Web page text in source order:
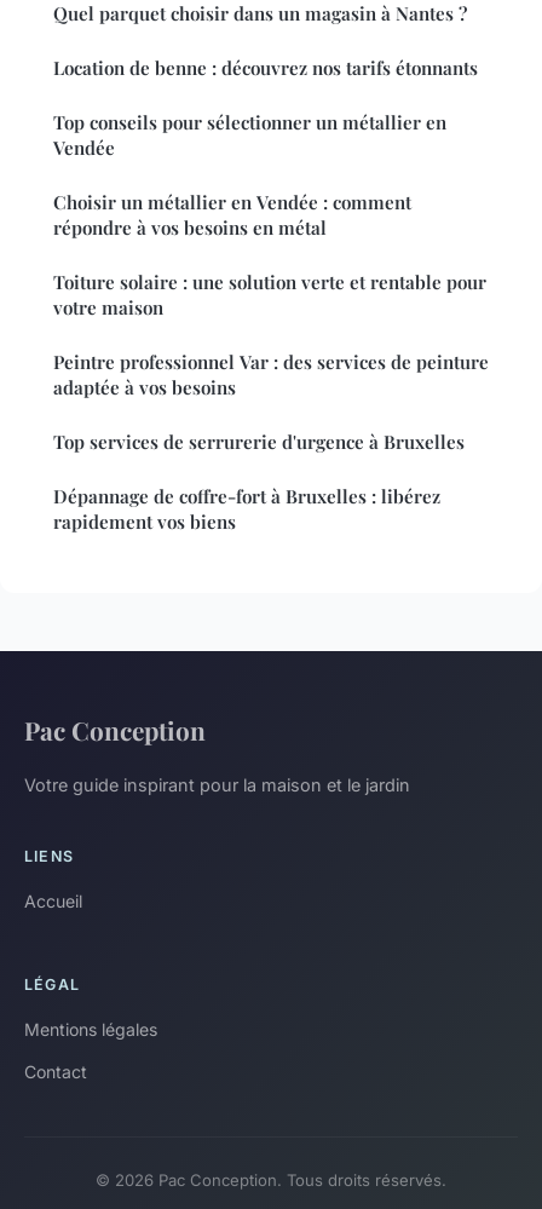
Quel parquet choisir dans un magasin à Nantes ?
Location de benne : découvrez nos tarifs étonnants
Top conseils pour sélectionner un métallier en
Vendée
Choisir un métallier en Vendée : comment
répondre à vos besoins en métal
Toiture solaire : une solution verte et rentable pour
votre maison
Peintre professionnel Var : des services de peinture
adaptée à vos besoins
Top services de serrurerie d'urgence à Bruxelles
Dépannage de coffre-fort à Bruxelles : libérez
rapidement vos biens
Pac Conception
Votre guide inspirant pour la maison et le jardin
LIENS
Accueil
LÉGAL
Mentions légales
Contact
© 2026 Pac Conception. Tous droits réservés.